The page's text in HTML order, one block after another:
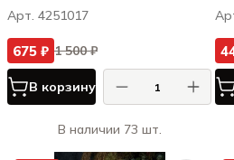
Ocean
Арт. 4251017
675 ₽ 1 500 ₽
В корзину
В наличии 73 шт.